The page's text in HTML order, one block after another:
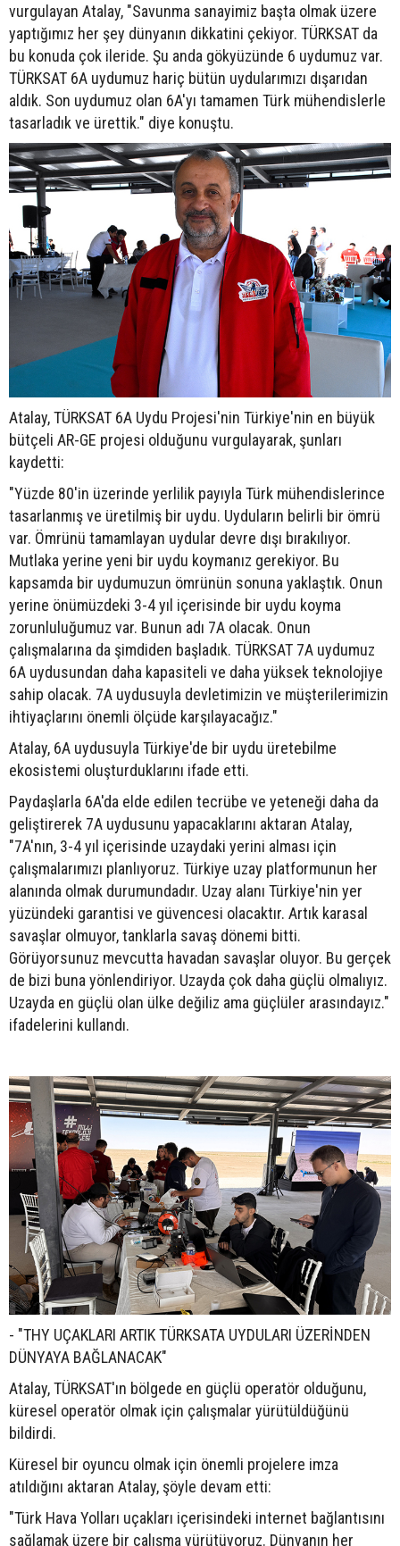
vurgulayan Atalay, "Savunma sanayimiz başta olmak üzere
yaptığımız her şey dünyanın dikkatini çekiyor. TÜRKSAT da
bu konuda çok ileride. Şu anda gökyüzünde 6 uydumuz var.
TÜRKSAT 6A uydumuz hariç bütün uydularımızı dışarıdan
aldık. Son uydumuz olan 6A'yı tamamen Türk mühendislerle
tasarladık ve ürettik." diye konuştu.
Atalay, TÜRKSAT 6A Uydu Projesi'nin Türkiye'nin en büyük
bütçeli AR-GE projesi olduğunu vurgulayarak, şunları
kaydetti:
"Yüzde 80'in üzerinde yerlilik payıyla Türk mühendislerince
tasarlanmış ve üretilmiş bir uydu. Uyduların belirli bir ömrü
var. Ömrünü tamamlayan uydular devre dışı bırakılıyor.
Mutlaka yerine yeni bir uydu koymanız gerekiyor. Bu
kapsamda bir uydumuzun ömrünün sonuna yaklaştık. Onun
yerine önümüzdeki 3-4 yıl içerisinde bir uydu koyma
zorunluluğumuz var. Bunun adı 7A olacak. Onun
çalışmalarına da şimdiden başladık. TÜRKSAT 7A uydumuz
6A uydusundan daha kapasiteli ve daha yüksek teknolojiye
sahip olacak. 7A uydusuyla devletimizin ve müşterilerimizin
ihtiyaçlarını önemli ölçüde karşılayacağız."
Atalay, 6A uydusuyla Türkiye'de bir uydu üretebilme
ekosistemi oluşturduklarını ifade etti.
Paydaşlarla 6A'da elde edilen tecrübe ve yeteneği daha da
geliştirerek 7A uydusunu yapacaklarını aktaran Atalay,
"7A'nın, 3-4 yıl içerisinde uzaydaki yerini alması için
çalışmalarımızı planlıyoruz. Türkiye uzay platformunun her
alanında olmak durumundadır. Uzay alanı Türkiye'nin yer
yüzündeki garantisi ve güvencesi olacaktır. Artık karasal
savaşlar olmuyor, tanklarla savaş dönemi bitti.
Görüyorsunuz mevcutta havadan savaşlar oluyor. Bu gerçek
de bizi buna yönlendiriyor. Uzayda çok daha güçlü olmalıyız.
Uzayda en güçlü olan ülke değiliz ama güçlüler arasındayız."
ifadelerini kullandı.
- "THY UÇAKLARI ARTIK TÜRKSATA UYDULARI ÜZERİNDEN
DÜNYAYA BAĞLANACAK"
Atalay, TÜRKSAT'ın bölgede en güçlü operatör olduğunu,
küresel operatör olmak için çalışmalar yürütüldüğünü
bildirdi.
Küresel bir oyuncu olmak için önemli projelere imza
atıldığını aktaran Atalay, şöyle devam etti:
"Türk Hava Yolları uçakları içerisindeki internet bağlantısını
sağlamak üzere bir çalışma yürütüyoruz. Dünyanın her